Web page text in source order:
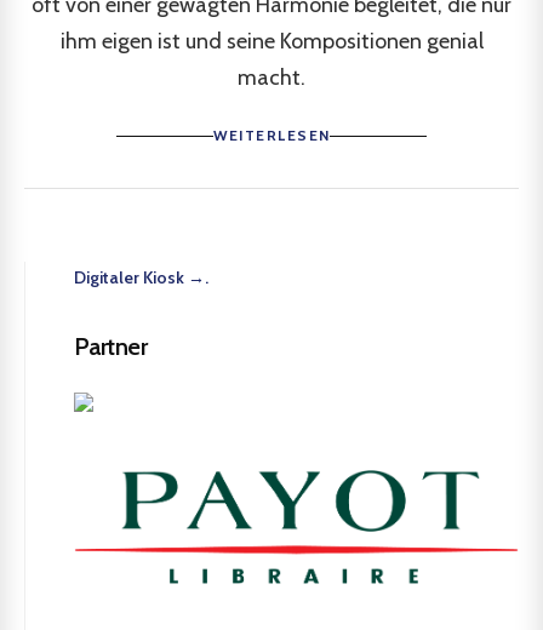
ihm eigen ist und seine Kompositionen genial
macht.
WEITERLESEN
Digitaler Kiosk →.
Partner